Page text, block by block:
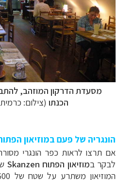
מסעדת הדרקון המוזהב,
הכנתו (צילום: כרמית
הונגריה של פעם במוזיאון
אם תרצו לראות כפר הונגרי
לבקר במוזיאון הפתוח Skanzen